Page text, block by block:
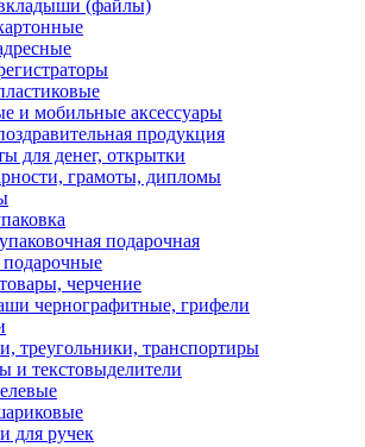
(файлы)
и мобильные аксессуары
продукция
для денег, открытки
грамоты, дипломы
подарочная
черчение
чернографитные, грифели
треугольники, транспортиры
и текстовыделители
для ручек